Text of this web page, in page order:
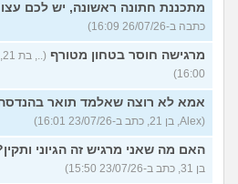
מתכננת חתונה ראשונה, יש לכם
כתבה ב-26/07/26 16:09)
מרגישה חוסר בטחון מטורף
16:00)
אמא לא רוצה שאלמד תואר
(Alex, בן 21, כתב ב-23/07/26 16:01)
האם מה שאני מרגיש זה הגיוני
בן 31, כתב ב-23/07/26 15:50)